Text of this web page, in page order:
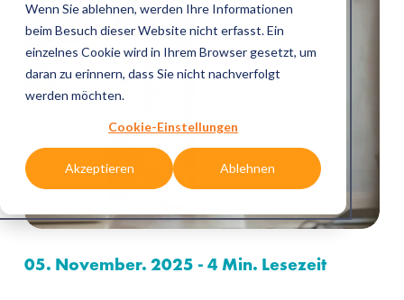
Wenn Sie ablehnen, werden Ihre Informationen
beim Besuch dieser Website nicht erfasst. Ein
einzelnes Cookie wird in Ihrem Browser gesetzt, um
daran zu erinnern, dass Sie nicht nachverfolgt
werden möchten.
Cookie-Einstellungen
Akzeptieren Ablehnen
05. November. 2025 - 4 Min. Lesezeit